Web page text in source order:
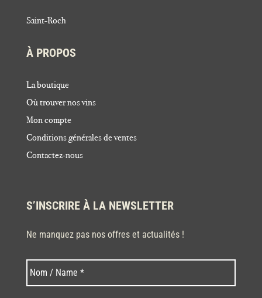
Saint-Roch
À PROPOS
La boutique
Où trouver nos vins
Mon compte
Conditions générales de ventes
Contactez-nous
S’INSCRIRE À LA NEWSLETTER
Ne manquez pas nos offres et actualités !
Nom * Nom